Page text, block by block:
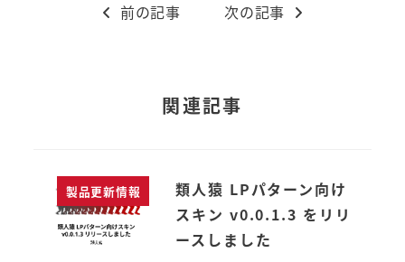
前の記事 次の記事
関連記事
製品更新情報
類人猿 LPパターン向け
スキン v0.0.1.3 をリリ
ースしました